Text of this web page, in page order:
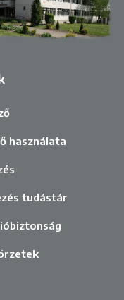
használata
tudástár